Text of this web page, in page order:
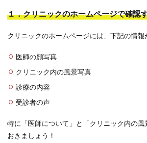
１．クリニックのホームページで確認
クリニックのホームページには、下記の情報
医師の顔写真
クリニック内の風景写真
診療の内容
受診者の声
特に「医師について」と「クリニック内の風
おきましょう！